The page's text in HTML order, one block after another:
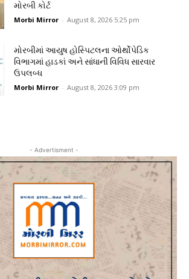
મોરબી કોર્ટ
Morbi Mirror - August 8, 2026 5:25 pm
મોરબીમાં આયુષ હોસ્પિટલના ઓર્થોપેડિક
વિભાગમાં હાડકાં અને સાંધાની વિવિધ સારવાર
ઉપલબ્ધ
Morbi Mirror - August 8, 2026 3:09 pm
- Advertisment -